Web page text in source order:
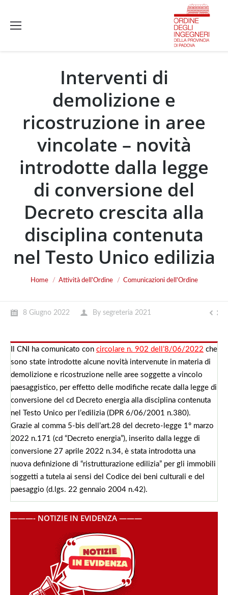
Interventi di
demolizione e
ricostruzione in aree
vincolate – novità
introdotte dalla legge
di conversione del
Decreto crescita alla
disciplina contenuta
nel Testo Unico edilizia
You are here:
Home Attività dell'Ordine Comunicazioni dell'Ordine
8 Giugno 2022 By segreteria 2021
Il CNI ha comunicato con circolare n. 902 dell’8/06/2022 che
sono state introdotte alcune novità intervenute in materia di
demolizione e ricostruzione nelle aree soggette a vincolo
paesaggistico, per effetto delle modifiche recate dalla legge di
conversione del cd Decreto energia alla disciplina contenuta
nel Testo Unico per l’edilizia (DPR 6/06/2001 n.380).
Grazie al comma 5-bis dell’art.28 del decreto-legge 1° marzo
2022 n.171 (cd “Decreto energia”), inserito dalla legge di
conversione 27 aprile 2022 n.34, è stata introdotta una
nuova definizione di “ristrutturazione edilizia” per gli immobili
soggetti a tutela ai sensi del Codice dei beni culturali e del
paesaggio (d.lgs. 22 gennaio 2004 n.42).
———- NOTIZIE IN EVIDENZA ———